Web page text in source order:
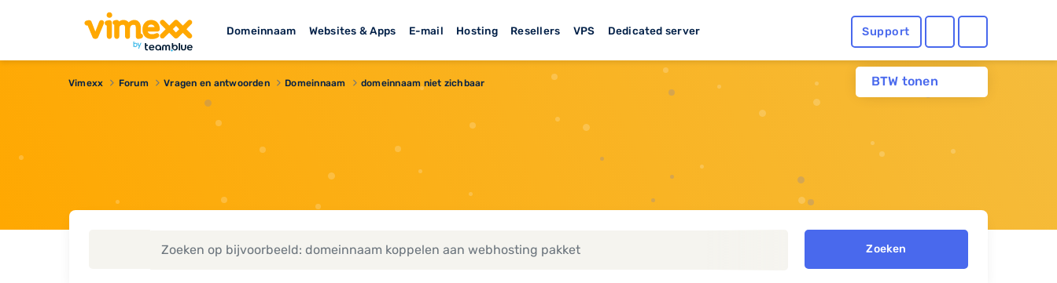
Domeinnaam Websites & Apps E-mail Hosting Resellers VPS Dedicated server Support
BTW tonen
Vimexx Forum Vragen en antwoorden Domeinnaam domeinnaam niet zichbaar
Zoeken